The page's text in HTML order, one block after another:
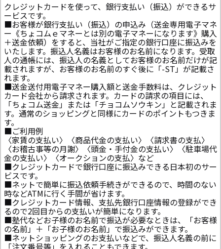
クレジットカードを使って、銀行支払い（振込）ができるサ
ービスです。
■お客様が銀行支払い（振込）の申込み（送金専用電子マネ
ー《ちょコムｅマネーとは別の電子マネーになります》購入
＋送金依頼）をすると、当社がご指定の銀行口座に振込みを
いたします。振込人名義はお客様のお名前になります。受取
人の通帳には、振込人の名義としてお客様のお名前だけが記
載されますが、お客様のお名前のすぐ後に「-ST」が記載さ
れます。
■送金送付用電子マネー購入額と送金手数料は、クレジット
カード会社から請求されます。カードの請求の項目には、
「ちょコム送金」または「チョコムソウキン」と記載されま
す。通常のショッピングと同様にカードのポイントもつきま
す。
■ご利用例
〈家賃の支払い〉〈商品代金の支払い〉〈請求書の支払〉
〈お稽古事等の月謝〉〈頭金・手付金の支払い〉〈駐車場代
金の支払い〉〈オークションの支払〉など
■クレジットカードで銀行口座に振込みできる日本初のサー
ビスです。
■ネットで簡単に振込依頼手続きができるので、時間のない
時などATMに行く手間が省けます。
■クレジットカード情報、支払先銀行口座情報の登録ができ
るので2回目からの支払いが簡単になります。
■塾代などお子様のお名前で振込が必要なときは、「お客様
の名前」＋「お子様のお名前」で振込みができます。
■ネットショッピングのお支払いなどで、振込人名義の前に
「注文番号等」を入れることもできます。